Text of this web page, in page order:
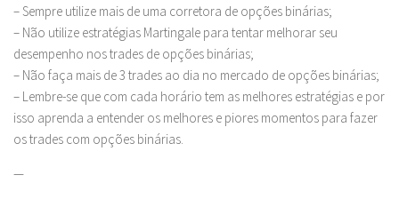
– Sempre utilize mais de uma corretora de opções binárias;
– Não utilize estratégias Martingale para tentar melhorar seu
desempenho nos trades de opções binárias;
– Não faça mais de 3 trades ao dia no mercado de opções binárias;
– Lembre-se que com cada horário tem as melhores estratégias e por
isso aprenda a entender os melhores e piores momentos para fazer
os trades com opções binárias.
—